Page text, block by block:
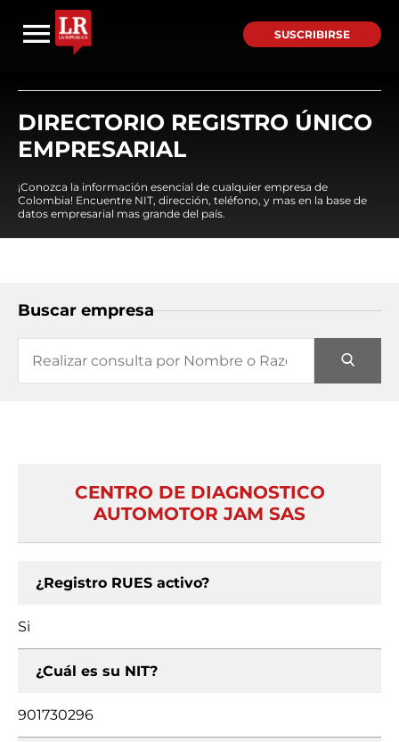
SUSCRIBIRSE
DIRECTORIO REGISTRO ÚNICO
EMPRESARIAL
¡Conozca la información esencial de cualquier empresa de
Colombia! Encuentre NIT, dirección, teléfono, y mas en la base de
datos empresarial mas grande del país.
Buscar empresa
CENTRO DE DIAGNOSTICO
AUTOMOTOR JAM SAS
¿Registro RUES activo?
Si
¿Cuál es su NIT?
901730296